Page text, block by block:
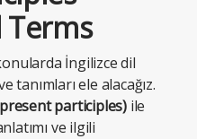
Terms
İngilizce dil
tanımları ele alacağız.
presentparticiples) ile
ve ilgili